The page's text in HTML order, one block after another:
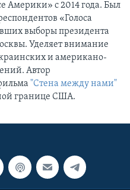
Америки» с 2014 года. Был
«Голоса
выборы президента
Уделяет внимание
и американо-
Автор
"Стена между нами"
границе США.